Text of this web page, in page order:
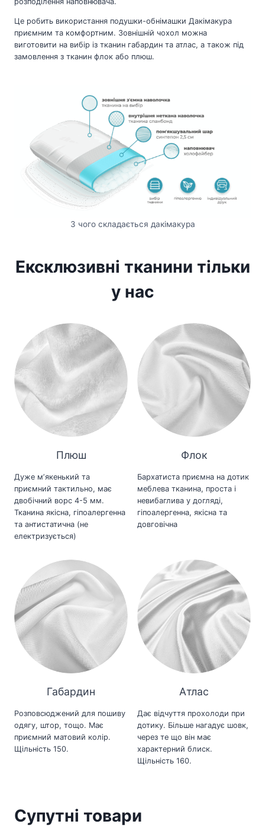
Це робить використання подушки-обнімашки Дакімакура
приємним та комфортним. Зовнішній чохол можна
виготовити на вибір із тканин габардин та атлас, а також під
замовлення з тканин флок або плюш.
З чого складається дакімакура
Ексклюзивні тканини тільки
у нас
Плюш
Дуже мʼякенький та
приємний тактильно, має
двобічний ворс 4-5 мм.
Тканина якісна, гіпоалергенна
та антистатична (не
електризується)
Флок
Бархатиста приємна на дотик
меблева тканина, проста і
невибаглива у догляді,
гіпоалергенна, якісна та
довговічна
Габардин
Розповсюджений для пошиву
одягу, штор, тощо. Має
приємний матовий колір.
Щільність 150.
Атлас
Дає відчуття прохолоди при
дотику. Більше нагадує шовк,
через те що він має
характерний блиск.
Щільність 160.
Супутні товари